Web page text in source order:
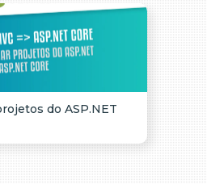
do ASP.NET